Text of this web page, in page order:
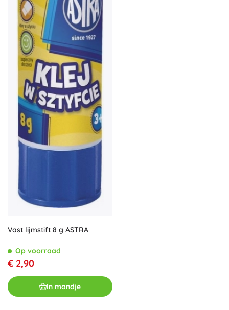
Vast lijmstift 8 g ASTRA
Op voorraad
€ 2,90
In mandje